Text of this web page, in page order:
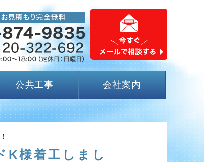
公共工事 会社案内
K様着工しまし